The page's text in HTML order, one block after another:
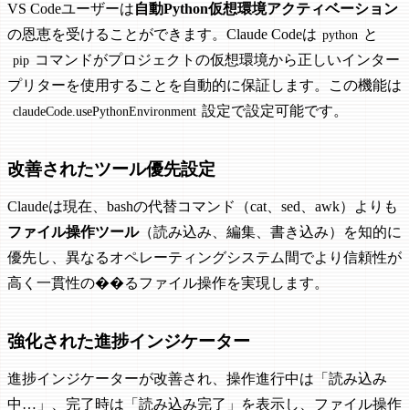
VS Codeユーザーは自動Python仮想環境アクティベーション
の恩恵を受けることができます。Claude Codeは python と
pip コマンドがプロジェクトの仮想環境から正しいインター
プリターを使用することを自動的に保証します。この機能は
claudeCode.usePythonEnvironment 設定で設定可能です。
改善されたツール優先設定
Claudeは現在、bashの代替コマンド（cat、sed、awk）よりも
ファイル操作ツール（読み込み、編集、書き込み）を知的に
優先し、異なるオペレーティングシステム間でより信頼性が
高く一貫性の��るファイル操作を実現します。
強化された進捗インジケーター
進捗インジケーターが改善され、操作進行中は「読み込み
中…」、完了時は「読み込み完了」を表示し、ファイル操作